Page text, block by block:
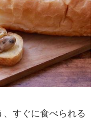
すぐに食べられる